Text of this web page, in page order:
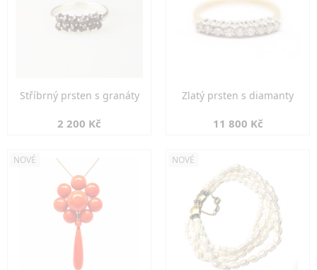
Stříbrný prsten s granáty
2 200 Kč
Zlatý prsten s diamanty
11 800 Kč
NOVÉ NOVÉ